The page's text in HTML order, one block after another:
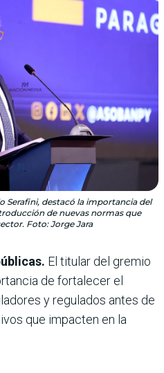
Serafini, destacó la importancia del
de nuevas normas que
Foto: Jorge Jara
El titular del gremio
de fortalecer el
y regulados antes de
que impacten en la